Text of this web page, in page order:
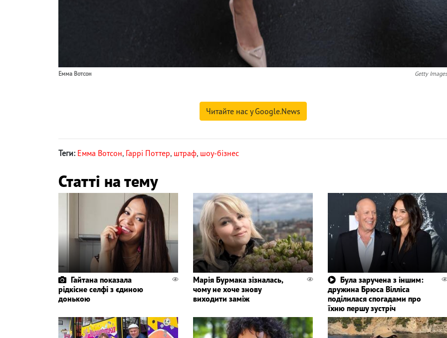
Емма Вотсон Getty Images
Читайте нас у Google.News
Теги: Емма Вотсон, Гаррі Поттер, штраф, шоу-бізнес
Статті на тему
Гайтана показала
рідкісне селфі з єдиною
донькою
Марія Бурмака зізналась,
чому не хоче знову
виходити заміж
Була заручена з іншим:
дружина Брюса Вілліса
поділилася спогадами про
їхню першу зустріч